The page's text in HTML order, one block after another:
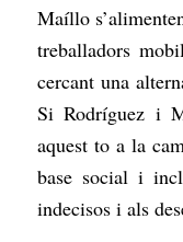
Maíllo
treballadors
cercant una
Si Rodríguez i
aquest to a la
base social i
indecisos i als